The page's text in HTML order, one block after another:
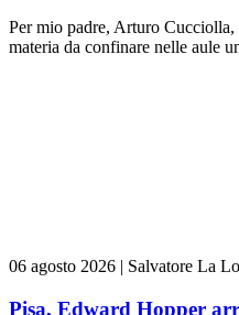
Per mio padre, Arturo Cucciolla,
materia da confinare nelle aule
06 agosto 2026 | Salvatore La
Pisa, Edward Hopper